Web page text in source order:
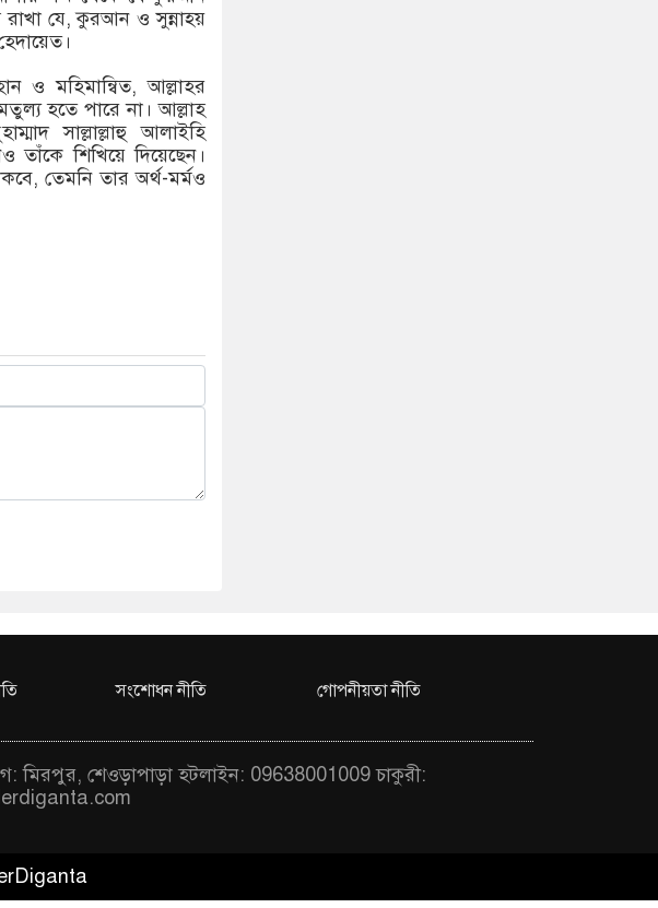
রাখা যে, কুরআন ও সুন্নাহ্য়
ও মহিমান্বিত, আল্লাহর
হতে পারে না। আল্লাহ
সাল্লাল্লাহু আলাইহি
তাঁকে শিখিয়ে দিয়েছেন।
তেমনি তার অর্থ-মর্মও
সংশোধন নীতি গোপনীয়তা নীতি
মিরপুর, শেওড়াপাড়া হটলাইন: 09638001009 চাকুরী: